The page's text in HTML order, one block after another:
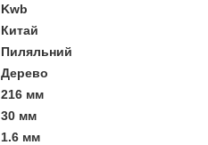
Kwb
Китай
Пиляльний
Дерево
216 мм
30 мм
1.6 мм